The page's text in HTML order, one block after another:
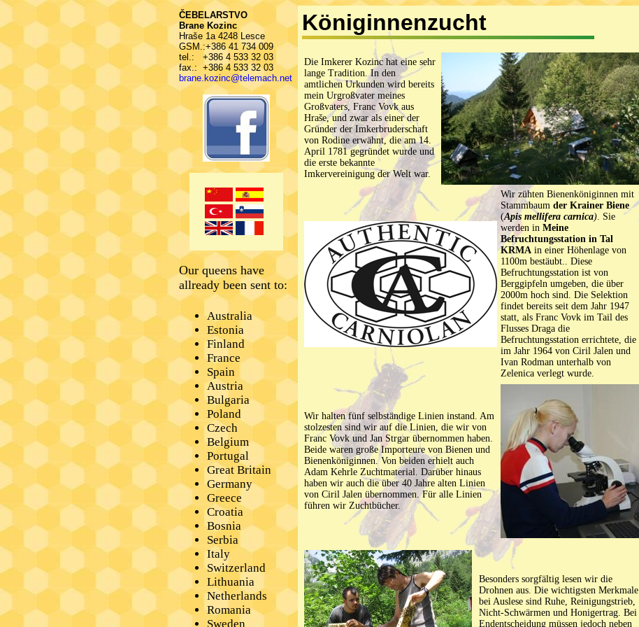
ČEBELARSTVO
Brane Kozinc
Hraše 1a 4248 Lesce
GSM.:+386 41 734 009
tel.: +386 4 533 32 03
fax.: +386 4 533 32 03
brane.kozinc@telemach.net
Our queens have
allready been sent to:
Australia
Estonia
Finland
France
Spain
Austria
Bulgaria
Poland
Czech
Belgium
Portugal
Great Britain
Germany
Greece
Croatia
Bosnia
Serbia
Italy
Switzerland
Lithuania
Netherlands
Romania
Sweden
Königinnenzucht
Die Imkerer Kozinc hat eine sehr
lange Tradition. In den
amtlichen Urkunden wird bereits
mein Urgroßvater meines
Großvaters, Franc Vovk aus
Hraše, und zwar als einer der
Gründer der Imkerbruderschaft
von Rodine erwähnt, die am 14.
April 1781 gegründet wurde und
die erste bekannte
Imkervereinigung der Welt war.
Wir zühten Bienenköniginnen mit
Stammbaum der Krainer Biene
(Apis mellifera carnica). Sie
werden in Meine
Befruchtungsstation in Tal
KRMA in einer Höhenlage von
1100m bestäubt.. Diese
Befruchtungsstation ist von
Berggipfeln umgeben, die über
2000m hoch sind. Die Selektion
findet bereits seit dem Jahr 1947
statt, als Franc Vovk im Tail des
Flusses Draga die
Befruchtungsstation errichtete, die
im Jahr 1964 von Ciril Jalen und
Ivan Rodman unterhalb von
Zelenica verlegt wurde.
Wir halten fünf selbständige Linien instand. Am
stolzesten sind wir auf die Linien, die wir von
Franc Vovk und Jan Strgar übernommen haben.
Beide waren große Importeure von Bienen und
Bienenköniginnen. Von beiden erhielt auch
Adam Kehrle Zuchtmaterial. Darüber hinaus
haben wir auch die über 40 Jahre alten Linien
von Ciril Jalen übernommen. Für alle Linien
führen wir Zuchtbücher.
Besonders sorgfältig lesen wir die
Drohnen aus. Die wichtigsten Merkmale
bei Auslese sind Ruhe, Reinigungstrieb,
Nicht-Schwärmen und Honigertrag. Bei
Endentscheidung müssen jedoch neben